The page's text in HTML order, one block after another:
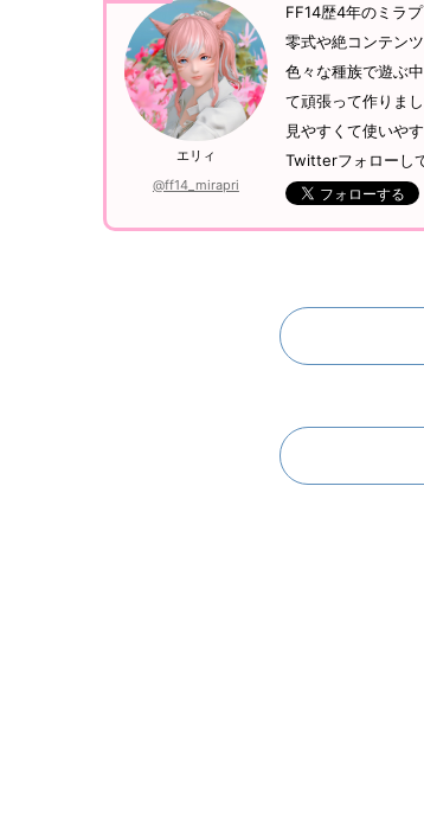
エリィ
@ff14_mirapri
FF14歴4年のミラ
零式や絶コンテン
色々な種族で遊ぶ
て頑張って作りま
見やすくて使いや
Twitterフォローし